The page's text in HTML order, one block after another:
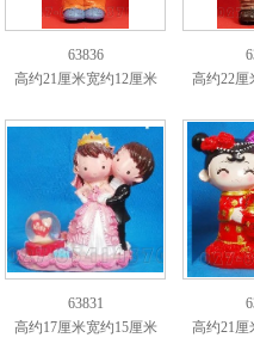
63836
高约21厘米宽约12厘米
高约22厘
63831
高约17厘米宽约15厘米
高约21厘